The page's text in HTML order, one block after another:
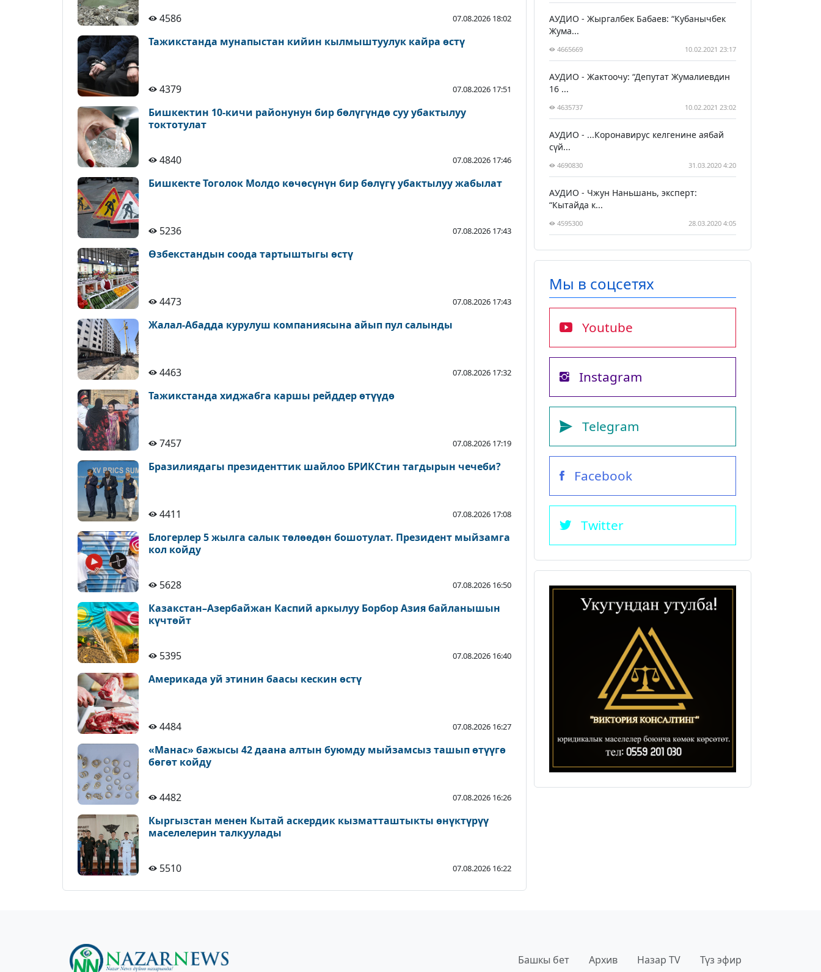
4586 07.08.2026 18:02
Тажикстанда мунапыстан кийин кылмыштуулук кайра өстү
4379 07.08.2026 17:51
Бишкектин 10-кичи районунун бир бөлүгүндө суу убактылуу
токтотулат
4840 07.08.2026 17:46
Бишкекте Тоголок Молдо көчөсүнүн бир бөлүгү убактылуу жабылат
5236 07.08.2026 17:43
Өзбекстандын соода тартыштыгы өстү
4473 07.08.2026 17:43
Жалал-Абадда курулуш компаниясына айып пул салынды
4463 07.08.2026 17:32
Тажикстанда хиджабга каршы рейддер өтүүдө
7457 07.08.2026 17:19
Бразилиядагы президенттик шайлоо БРИКСтин тагдырын чечеби?
4411 07.08.2026 17:08
Блогерлер 5 жылга салык төлөөдөн бошотулат. Президент мыйзамга
кол койду
5628 07.08.2026 16:50
Казакстан–Азербайжан Каспий аркылуу Борбор Азия байланышын
күчтөйт
5395 07.08.2026 16:40
Америкада уй этинин баасы кескин өстү
4484 07.08.2026 16:27
«Манас» бажысы 42 даана алтын буюмду мыйзамсыз ташып өтүүгө
бөгөт койду
4482 07.08.2026 16:26
Кыргызстан менен Кытай аскердик кызматташтыкты өнүктүрүү
маселелерин талкуулады
5510 07.08.2026 16:22
АУДИО - Жыргалбек Бабаев: “Кубанычбек
Жума...
4665669 10.02.2021 23:17
АУДИО - Жактоочу: “Депутат Жумалиевдин
16 ...
4635737 10.02.2021 23:02
АУДИО - ...Коронавирус келгенине аябай
сүй...
4690830 31.03.2020 4:20
АУДИО - Чжун Наньшань, эксперт:
“Кытайда к...
4595300 28.03.2020 4:05
Мы в соцсетях
Youtube
Instagram
Telegram
Facebook
Twitter
Башкы бет Архив Назар TV Түз эфир